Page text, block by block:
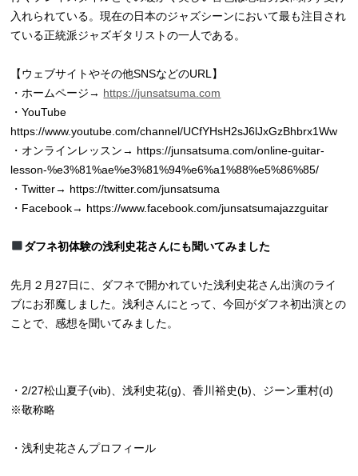
入れられている。現在の日本のジャズシーンにおいて最も注目され
ている正統派ジャズギタリストの一人である。
【ウェブサイトやその他SNSなどのURL】
・ホームページ→ https://junsatsuma.com
・YouTube
https://www.youtube.com/channel/UCfYHsH2sJ6lJxGzBhbrx1Ww
・オンラインレッスン→ https://junsatsuma.com/online-guitar-
lesson-%e3%81%ae%e3%81%94%e6%a1%88%e5%86%85/
・Twitter→ https://twitter.com/junsatsuma
・Facebook→ https://www.facebook.com/junsatsumajazzguitar
ダフネ初体験の浅利史花さんにも聞いてみました
先月２月27日に、ダフネで開かれていた浅利史花さん出演のライ
ブにお邪魔しました。浅利さんにとって、今回がダフネ初出演との
ことで、感想を聞いてみました。
・2/27松山夏子(vib)、浅利史花(g)、香川裕史(b)、ジーン重村(d)
※敬称略
・浅利史花さんプロフィール